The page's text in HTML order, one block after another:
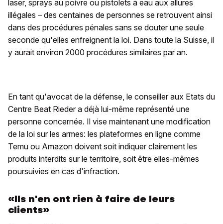
laser, sprays au poivre ou pistolets à eau aux allures
illégales – des centaines de personnes se retrouvent ainsi
dans des procédures pénales sans se douter une seule
seconde qu'elles enfreignent la loi. Dans toute la Suisse, il
y aurait environ 2000 procédures similaires par an.
En tant qu'avocat de la défense, le conseiller aux Etats du
Centre Beat Rieder a déjà lui-même représenté une
personne concernée. Il vise maintenant une modification
de la loi sur les armes: les plateformes en ligne comme
Temu ou Amazon doivent soit indiquer clairement les
produits interdits sur le territoire, soit être elles-mêmes
poursuivies en cas d'infraction.
«Ils n'en ont rien à faire de leurs
clients»